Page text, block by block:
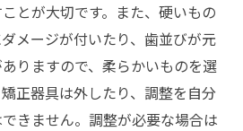
とが大切です。また、硬いもの
メージが付いたり、歯並びが元
りますので、柔らかいものを選
正器具は外したり、調整を自分
きません。調整が必要な場合は